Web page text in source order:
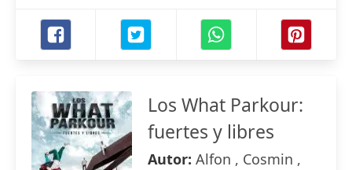
Los What Parkour:
fuertes y libres
Autor: Alfon , Cosmin ,